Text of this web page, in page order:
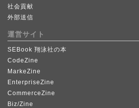
社会貢献
外部送信
運営サイト
SEBook 翔泳社の本
CodeZine
MarkeZine
EnterpriseZine
CommerceZine
Biz/Zine